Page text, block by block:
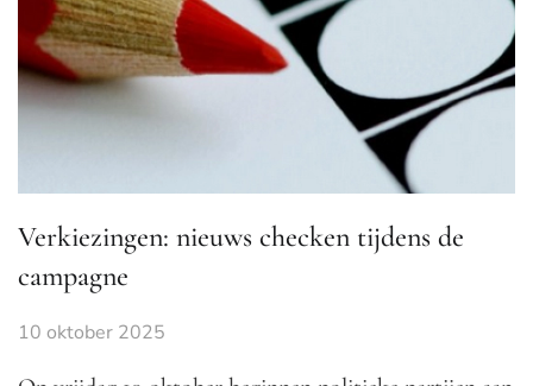
Verkiezingen: nieuws checken tijdens de
campagne
10 oktober 2025